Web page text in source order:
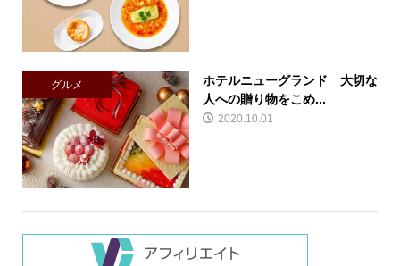
グルメ
ホテルニューグランド 大切な
人への贈り物をこめ...
2020.10.01